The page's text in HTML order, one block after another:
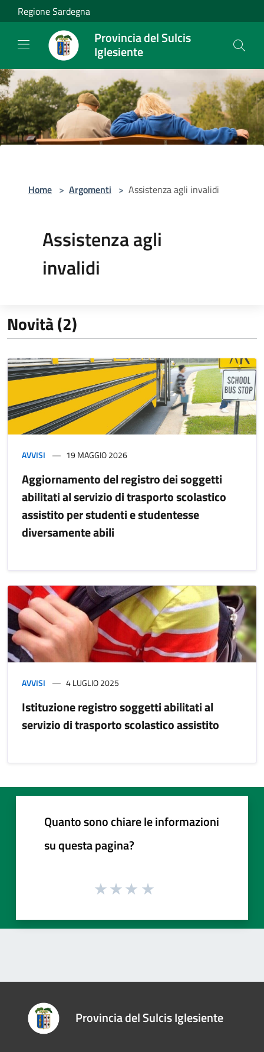
Salta al contenuto principale
Regione Sardegna
Provincia del Sulcis
Iglesiente
Home > Argomenti > Assistenza agli invalidi
Assistenza agli
invalidi
Novità (2)
AVVISI 19 MAGGIO 2026
Aggiornamento del registro dei soggetti
abilitati al servizio di trasporto scolastico
assistito per studenti e studentesse
diversamente abili
AVVISI 4 LUGLIO 2025
Istituzione registro soggetti abilitati al
servizio di trasporto scolastico assistito
Quanto sono chiare le informazioni
su questa pagina?
Provincia del Sulcis Iglesiente